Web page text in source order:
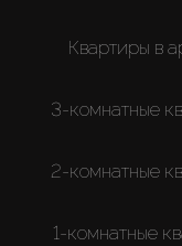
Квартиры в
3-комнатные
2-комнатные
1-комнатные